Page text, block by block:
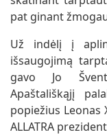
pat ginant
Už indėlį į
išsaugojimą
gavo Jo
Apaštališkąjį
popiežius Leonas
ALLATRA